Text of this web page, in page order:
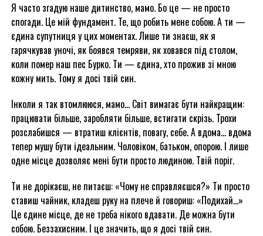
Я часто згадую наше дитинство, мамо. Бо це — не просто
спогади. Це мій фундамент. Те, що робить мене собою. А ти —
єдина супутниця у цих моментах. Лише ти знаєш, як я
гарячкував уночі, як боявся темряви, як ховався під столом,
коли помер наш пес Бурко. Ти — єдина, хто прожив зі мною
кожну мить. Тому я досі твій син.
Інколи я так втомлююся, мамо… Світ вимагає бути найкращим:
працювати більше, заробляти більше, встигати скрізь. Трохи
розслабишся — втратиш клієнтів, повагу, себе. А вдома… вдома
тепер мушу бути ідеальним. Чоловіком, батьком, опорою. І лише
одне місце дозволяє мені бути просто людиною. Твій поріг.
Ти не дорікаєш, не питаєш: «Чому не справляєшся?» Ти просто
ставиш чайник, кладеш руку на плече й говориш: «Подихай…»
Це єдине місце, де не треба нікого вдавати. Де можна бути
собою. Беззахисним. І це значить, що я досі твій син.